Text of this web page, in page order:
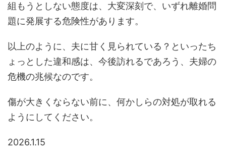
組もうとしない態度は、大変深刻で、いずれ離婚問
題に発展する危険性があります。
以上のように、夫に甘く見られている？といったち
ょっとした違和感は、今後訪れるであろう、夫婦の
危機の兆候なのです。
傷が大きくならない前に、何かしらの対処が取れる
ようにしてください。
2026.1.15